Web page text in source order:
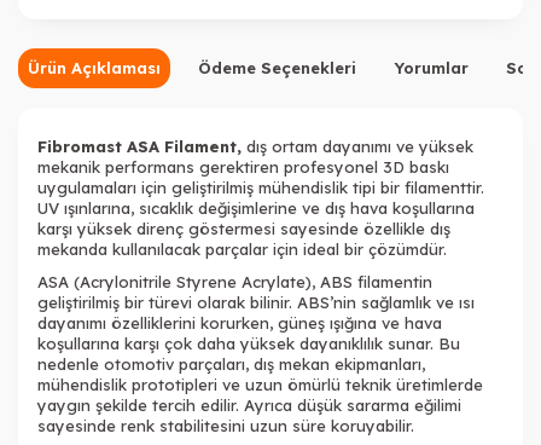
Ürün Açıklaması Ödeme Seçenekleri Yorumlar
Fibromast ASA Filament, dış ortam dayanımı ve yüksek
mekanik performans gerektiren profesyonel 3D baskı
uygulamaları için geliştirilmiş mühendislik tipi bir filamenttir.
UV ışınlarına, sıcaklık değişimlerine ve dış hava koşullarına
karşı yüksek direnç göstermesi sayesinde özellikle dış
mekanda kullanılacak parçalar için ideal bir çözümdür.
ASA (Acrylonitrile Styrene Acrylate), ABS filamentin
geliştirilmiş bir türevi olarak bilinir. ABS’nin sağlamlık ve ısı
dayanımı özelliklerini korurken, güneş ışığına ve hava
koşullarına karşı çok daha yüksek dayanıklılık sunar. Bu
nedenle otomotiv parçaları, dış mekan ekipmanları,
mühendislik prototipleri ve uzun ömürlü teknik üretimlerde
yaygın şekilde tercih edilir. Ayrıca düşük sararma eğilimi
sayesinde renk stabilitesini uzun süre koruyabilir.